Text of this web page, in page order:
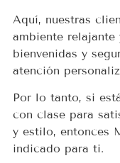
Aquí, nuestras
ambiente
bienvenidas y
atención
Por lo tanto, si
con clase para
y estilo, entonces
indicado para ti.